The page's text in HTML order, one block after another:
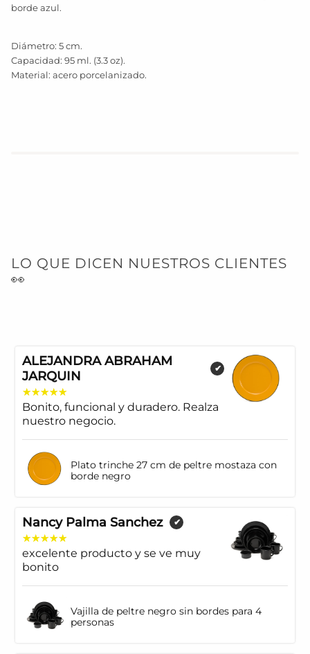
borde azul.
Diámetro: 5 cm.
Capacidad: 95 ml. (3.3 oz).
Material: acero porcelanizado.
LO QUE DICEN NUESTROS CLIENTES
👀
ALEJANDRA ABRAHAM
JARQUIN
✔
Bonito, funcional y duradero. Realza
nuestro negocio.
Plato trinche 27 cm de peltre mostaza con
borde negro
Nancy Palma Sanchez ✔
excelente producto y se ve muy
bonito
Vajilla de peltre negro sin bordes para 4
personas